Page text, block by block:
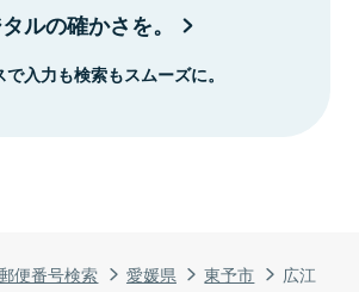
便番号検索 愛媛県 東予市 広江
ルの確かさを。
入力も検索もスムーズに。